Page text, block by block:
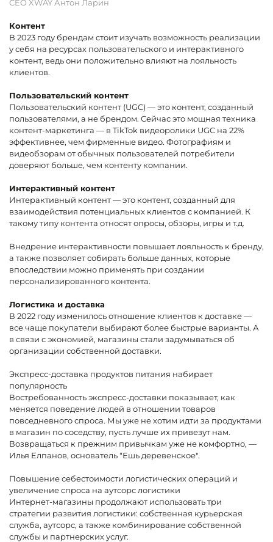
CEO XWAY Антон Ларин
Контент
В 2023 году брендам стоит изучать возможность реализации
у себя на ресурсах пользовательского и интерактивного
контент, ведь они положительно влияют на лояльность
клиентов.
Пользовательский контент
Пользовательский контент (UGC) — это контент, созданный
пользователями, а не брендом. Сейчас это мощная техника
контент-маркетинга — в TikTok видеоролики UGC на 22%
эффективнее, чем фирменные видео. Фотографиям и
видеобзорам от обычных пользователей потребители
доверяют больше, чем контенту компании.
Интерактивный контент
Интерактивный контент — это контент, созданный для
взаимодействия потенциальных клиентов с компанией. К
такому типу контента относят опросы, обзоры, игры и т.д.
Внедрение интерактивности повышает лояльность к бренду,
а также позволяет собирать больше данных, которые
впоследствии можно применять при создании
персонализированного контента.
Логистика и доставка
В 2022 году изменилось отношение клиентов к доставке —
все чаще покупатели выбирают более быстрые варианты. А
в связи с экономией, магазины стали задумываться об
организации собственной доставки.
Экспресс-доставка продуктов питания набирает
популярность
Востребованность экспресс-доставки показывает, как
меняется поведение людей в отношении товаров
повседневного спроса. Мы уже не хотим идти за продуктами
в магазин по соседству, пусть лучше их привезут нам.
Возвращаться к прежним привычкам уже не комфортно, —
Илья Елпанов, основатель "Ешь деревенское".
Повышение себестоимости логистических операций и
увеличение спроса на аутсорс логистики
Интернет-магазины продолжают использовать три
стратегии развития логистики: собственная курьерская
служба, аутсорс, а также комбинирование собственной
службы и партнерских услуг.